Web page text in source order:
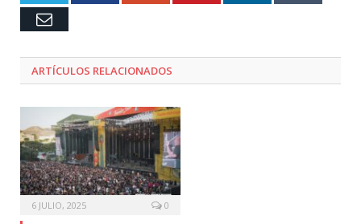
Email
ARTÍCULOS RELACIONADOS
6 JULIO, 2025 0